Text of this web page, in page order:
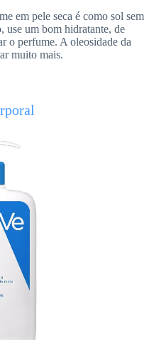
em pele seca é como sol sem
use um bom hidratante, de
o perfume. A oleosidade da
muito mais.